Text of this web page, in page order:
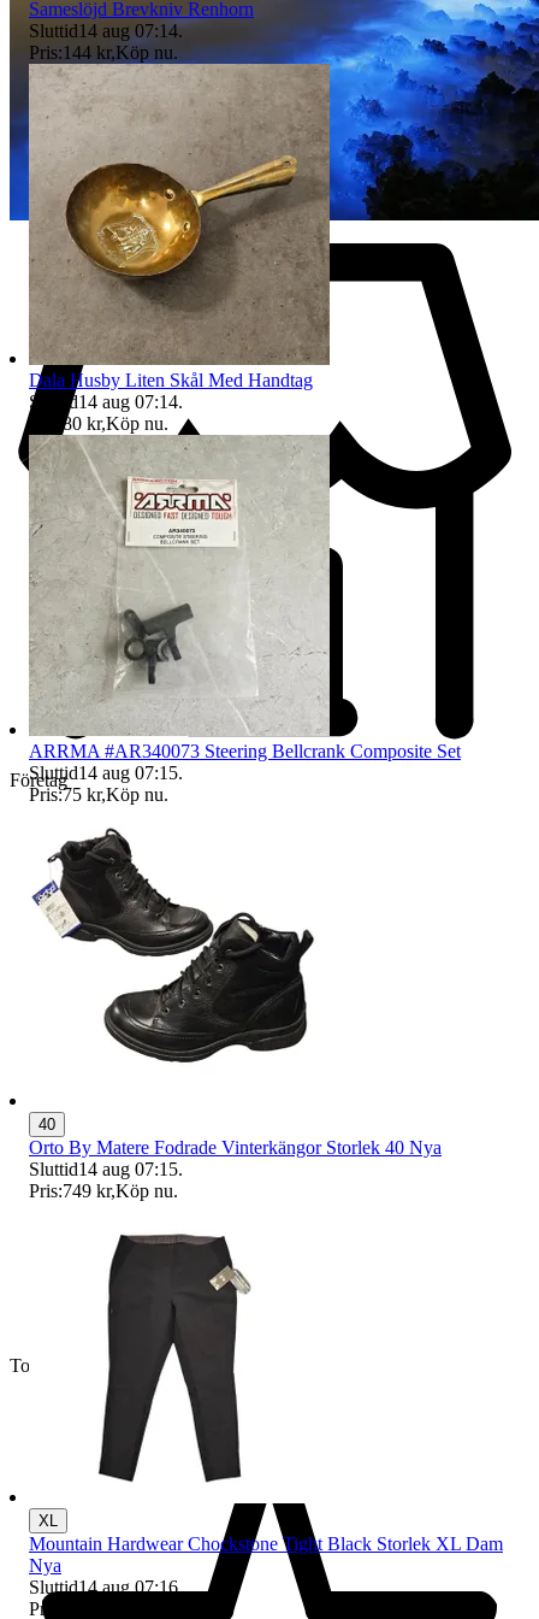
Företag
Toppsäljare
Sameslöjd Brevkniv Renhorn
Sluttid14 aug 07:14.
Pris:144 kr,Köp nu.
Dala Husby Liten Skål Med Handtag
Sluttid14 aug 07:14.
80 kr,Köp nu.
ARRMA #AR340073 Steering Bellcrank Composite Set
Sluttid14 aug 07:15.
Pris:75 kr,Köp nu.
40
Orto By Matere Fodrade Vinterkängor Storlek 40 Nya
Sluttid14 aug 07:15.
Pris:749 kr,Köp nu.
XL
Mountain Hardwear Chockstone Tight Black Storlek XL Dam
Nya
Sluttid14 aug 07:16.
Pris: